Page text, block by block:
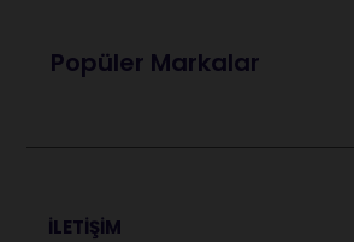
Popüler Markalar
İLETİŞİM